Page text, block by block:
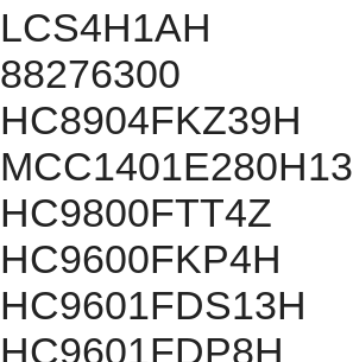
LCS4H1AH
88276300
HC8904FKZ39H
MCC1401E280H13
HC9800FTT4Z
HC9600FKP4H
HC9601FDS13H
HC9601FDP8H